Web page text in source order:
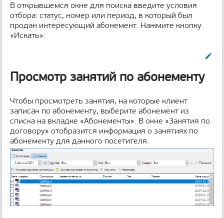
В открывшемся окне для поиска введите условия
отбора: статус, номер или период, в который был
продан интересующий абонемент. Нажмите кнопку
«Искать».
Просмотр занятий по абонементу
Чтобы просмотреть занятия, на которые клиент
записан по абонементу, выберите абонемент из
списка на вкладке «Абонементы». В окне «Занятия по
договору» отобразится информация о занятиях по
абонементу для данного посетителя.